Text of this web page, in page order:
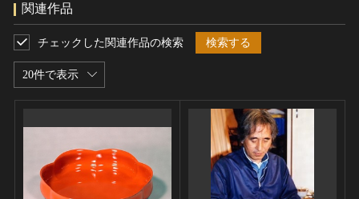
関連作品
20件で表示
チェックした関連作品の検索 検索する